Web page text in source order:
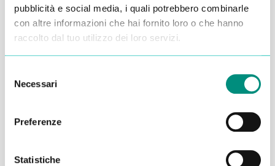
pubblicità e social media, i quali potrebbero combinarle
con altre informazioni che hai fornito loro o che hanno
raccolto dal tuo utilizzo dei loro servizi.
delNecessari
Preferenze
Statistiche